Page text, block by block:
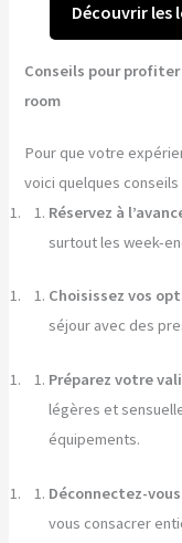
Découvrir les
Conseils pour
room
Pour que votre
voici quelques conseils
Réservez à
surtout les week-
Choisissez vos
séjour avec des
Préparez votre
légères et
équipements.
Déconnectez-vous
vous consacrer